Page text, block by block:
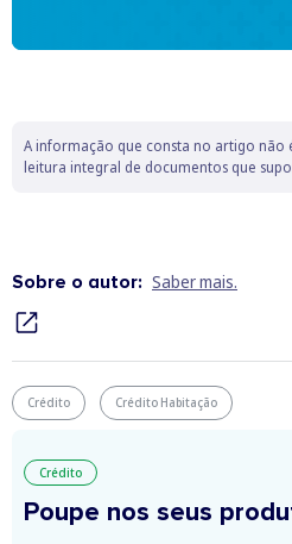
A informação que consta no artigo não
leitura integral de documentos que
Sobre o autor: Saber mais.
Crédito Crédito Habitação
Crédito
Poupe nos seus